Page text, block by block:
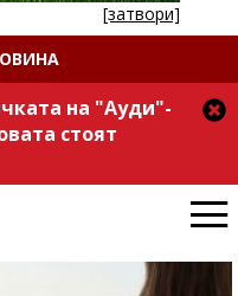
[затвори]
на "Ауди"-
стоят